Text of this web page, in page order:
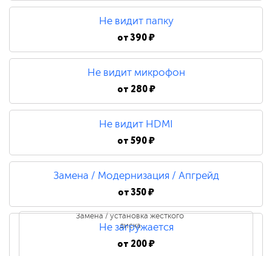
Не видит папку
от390 ₽
Не видит микрофон
от 280 ₽
Не видит HDMI
от590 ₽
Замена / Модернизация / Апгрейд
от350 ₽
Замена / установка жесткого
диска
Не загружается
от 200 ₽